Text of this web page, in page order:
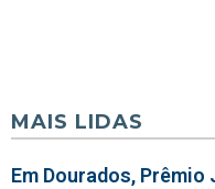
MAIS LIDAS
Em Dourados,